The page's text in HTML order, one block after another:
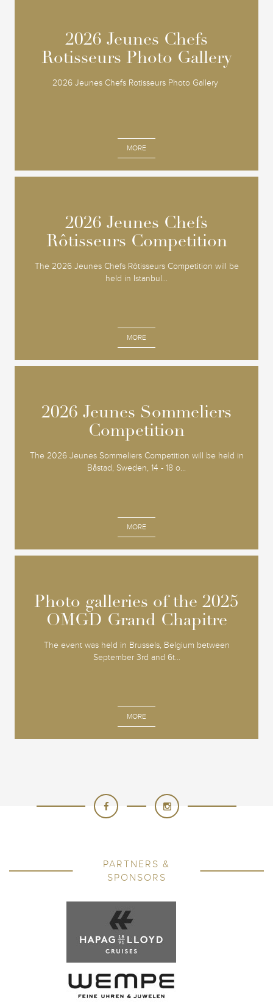
2026 Jeunes Chefs
Rotisseurs Photo Gallery
2026 Jeunes Chefs Rotisseurs Photo Gallery
MORE
2026 Jeunes Chefs
Rotisseurs Photo Gallery
2026 Jeunes Chefs
Rôtisseurs Competition
The 2026 Jeunes Chefs Rôtisseurs Competition will be
held in Istanbul...
MORE
2026 Jeunes Chefs
Rôtisseurs Competition
2026 Jeunes Sommeliers
Competition
The 2026 Jeunes Sommeliers Competition will be held in
Båstad, Sweden, 14 - 18 o...
MORE
2026 Jeunes Sommeliers
Competition
Photo galleries of the 2025
OMGD Grand Chapitre
The event was held in Brussels, Belgium between
September 3rd and 6t...
MORE
Photo galleries of the 2025
OMGD Grand Chapitre
PARTNERS &
SPONSORS